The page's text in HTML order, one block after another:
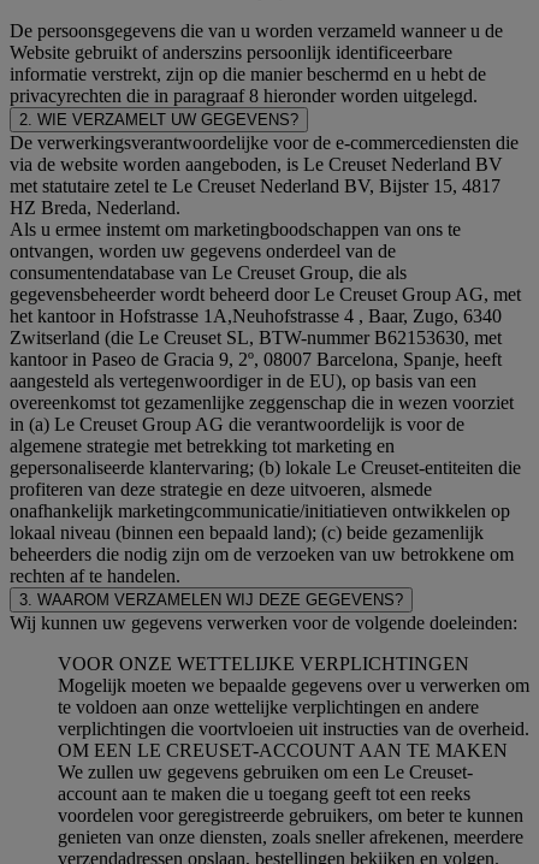
De persoonsgegevens die van u worden verzameld wanneer u de
Website gebruikt of anderszins persoonlijk identificeerbare
informatie verstrekt, zijn op die manier beschermd en u hebt de
privacyrechten die in paragraaf 8 hieronder worden uitgelegd.
2. WIE VERZAMELT UW GEGEVENS?
De verwerkingsverantwoordelijke voor de e-commercediensten die
via de website worden aangeboden, is Le Creuset Nederland BV
met statutaire zetel te Le Creuset Nederland BV, Bijster 15, 4817
HZ Breda, Nederland.
Als u ermee instemt om marketingboodschappen van ons te
ontvangen, worden uw gegevens onderdeel van de
consumentendatabase van Le Creuset Group, die als
gegevensbeheerder wordt beheerd door Le Creuset Group AG, met
het kantoor in Hofstrasse 1A,Neuhofstrasse 4 , Baar, Zugo, 6340
Zwitserland (die Le Creuset SL, BTW-nummer B62153630, met
kantoor in Paseo de Gracia 9, 2º, 08007 Barcelona, Spanje, heeft
aangesteld als vertegenwoordiger in de EU), op basis van een
overeenkomst tot gezamenlijke zeggenschap die in wezen voorziet
in (a) Le Creuset Group AG die verantwoordelijk is voor de
algemene strategie met betrekking tot marketing en
gepersonaliseerde klantervaring; (b) lokale Le Creuset-entiteiten die
profiteren van deze strategie en deze uitvoeren, alsmede
onafhankelijk marketingcommunicatie/initiatieven ontwikkelen op
lokaal niveau (binnen een bepaald land); (c) beide gezamenlijk
beheerders die nodig zijn om de verzoeken van uw betrokkene om
rechten af te handelen.
3. WAAROM VERZAMELEN WIJ DEZE GEGEVENS?
Wij kunnen uw gegevens verwerken voor de volgende doeleinden:
VOOR ONZE WETTELIJKE VERPLICHTINGEN
Mogelijk moeten we bepaalde gegevens over u verwerken om
te voldoen aan onze wettelijke verplichtingen en andere
verplichtingen die voortvloeien uit instructies van de overheid.
OM EEN LE CREUSET-ACCOUNT AAN TE MAKEN
We zullen uw gegevens gebruiken om een Le Creuset-
account aan te maken die u toegang geeft tot een reeks
voordelen voor geregistreerde gebruikers, om beter te kunnen
genieten van onze diensten, zoals sneller afrekenen, meerdere
verzendadressen opslaan, bestellingen bekijken en volgen.